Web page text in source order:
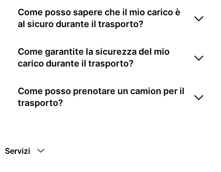
Come posso sapere che il mio carico è
al sicuro durante il trasporto?
Come garantite la sicurezza del mio
carico durante il trasporto?
Come posso prenotare un camion per il
trasporto?
Servizi